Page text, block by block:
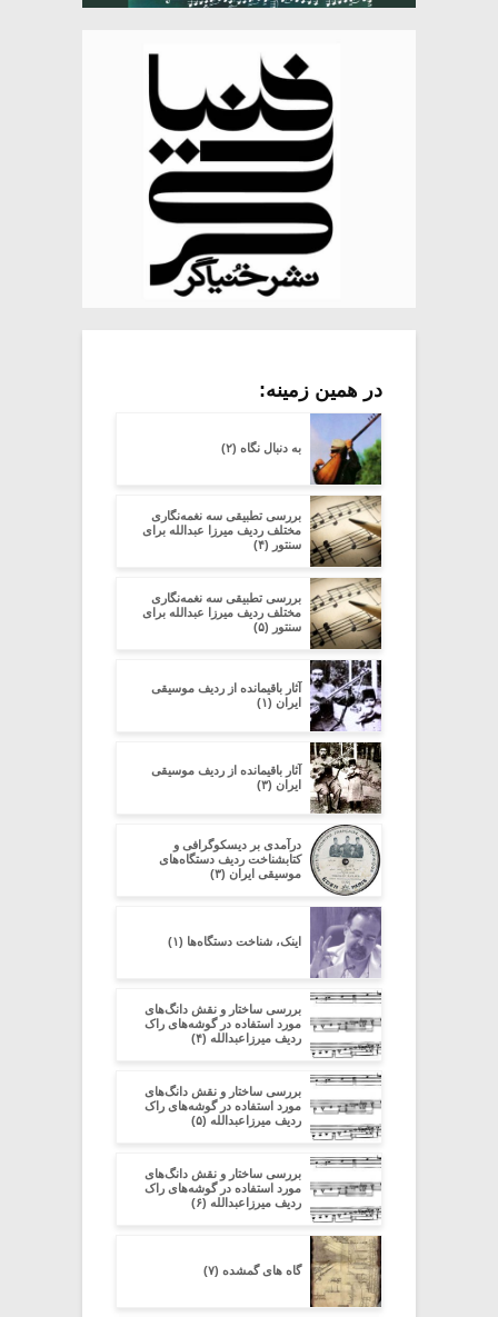
در همین زمینه:
به دنبال نگاه (۲)
بررسی تطبیقی سه نغمه‌نگاری
مختلف ردیف میرزا عبدالله برای
سنتور (۴)
بررسی تطبیقی سه نغمه‌نگاری
مختلف ردیف میرزا عبدالله برای
سنتور (۵)
آثار باقیمانده از ردیف موسیقی
ایران (۱)
آثار باقیمانده از ردیف موسیقی
ایران (۳)
در‌آمدی بر دیسکوگرافی و
کتابشناخت ردیف دستگاه‌های
موسیقی ایران (۳)
اینک، شناخت دستگاه‌ها (۱)
بررسی ساختار و نقش دانگ‌های
مورد استفاده در گوشه‌های راک
ردیف میرزاعبدالله (۴)
بررسی ساختار و نقش دانگ‌های
مورد استفاده در گوشه‌های راک
ردیف میرزاعبدالله (۵)
بررسی ساختار و نقش دانگ‌های
مورد استفاده در گوشه‌های راک
ردیف میرزاعبدالله (۶)
گاه های گمشده (۷)